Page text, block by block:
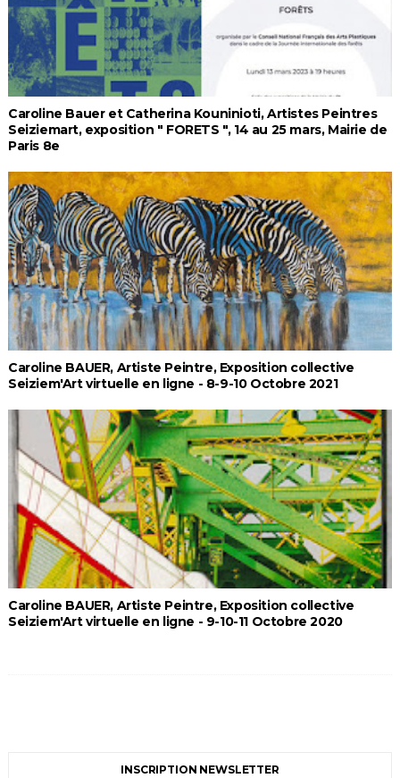
Caroline Bauer et Catherina Kouninioti, Artistes Peintres
Seiziemart, exposition " FORETS ", 14 au 25 mars, Mairie de
Paris 8e
Caroline BAUER, Artiste Peintre, Exposition collective
Seiziem'Art virtuelle en ligne - 8-9-10 Octobre 2021
Caroline BAUER, Artiste Peintre, Exposition collective
Seiziem'Art virtuelle en ligne - 9-10-11 Octobre 2020
INSCRIPTION NEWSLETTER